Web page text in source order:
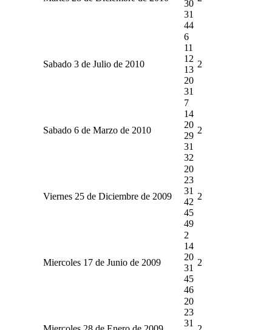
30
31
44
Sabado 3 de Julio de 2010
6
11
12
13
20
31
2
Sabado 6 de Marzo de 2010
7
14
20
29
31
32
2
Viernes 25 de Diciembre de 2009
20
23
31
42
45
49
2
Miercoles 17 de Junio de 2009
2
14
20
31
45
46
2
20
23
31